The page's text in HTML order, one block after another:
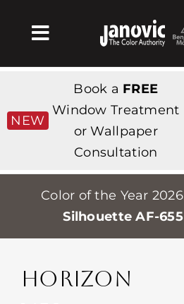
Toggle
Navigation
Products & Services
Κατάστημα
Professionals
Stores
Εκδηλώσεις
NEW
Book a FREE
Window Treatment
or Wallpaper
Consultation
Color of the Year 2026
Silhouette AF-655
HORIZON